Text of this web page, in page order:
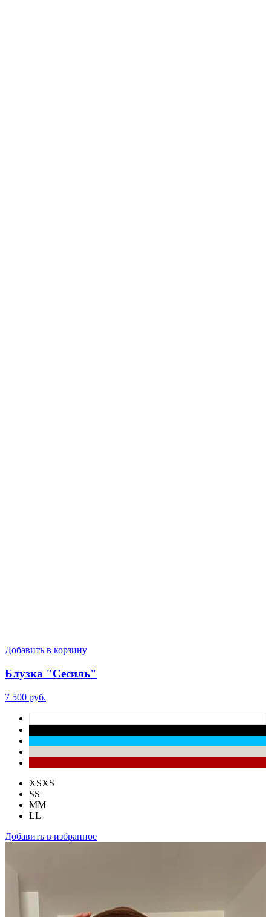
Добавить в корзину
Блузка "Сесиль"
7 500 руб.
XSXS
SS
MM
LL
Добавить в избранное